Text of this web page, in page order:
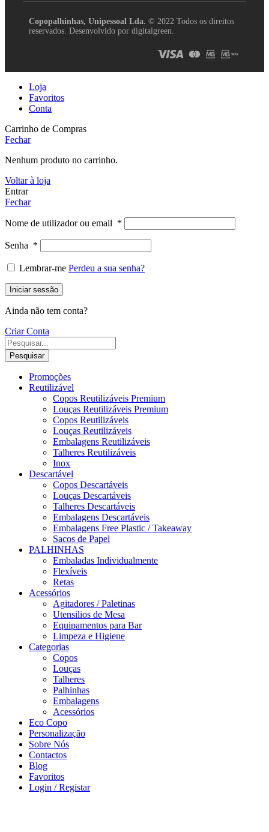
Copopalhinhas, Unipessoal Lda. © 2022 Todos os direitos
reservados. Desenvolvido por digitalgreen.
Loja
Favoritos
Conta
Carrinho de Compras
Fechar
Nenhum produto no carrinho.
Voltar à loja
Entrar
Fechar
Nome de utilizador ou email *
Senha *
Lembrar-me Perdeu a sua senha?
Iniciar sessão
Ainda não tem conta?
Criar Conta
Pesquisar
Promoções
Reutilizável
Copos Reutilizáveis Premium
Louças Reutilizáveis Premium
Copos Reutilizáveis
Louças Reutilizáveis
Embalagens Reutilizáveis
Talheres Reutilizáveis
Inox
Descartável
Copos Descartáveis
Louças Descartáveis
Talheres Descartáveis
Embalagens Descartáveis
Embalagens Free Plastic / Takeaway
Sacos de Papel
PALHINHAS
Embaladas Individualmente
Flexíveis
Retas
Acessórios
Agitadores / Paletinas
Utensilios de Mesa
Equipamentos para Bar
Limpeza e Higiene
Categorias
Copos
Louças
Talheres
Palhinhas
Embalagens
Acessórios
Eco Copo
Personalização
Sobre Nós
Contactos
Blog
Favoritos
Login / Registar